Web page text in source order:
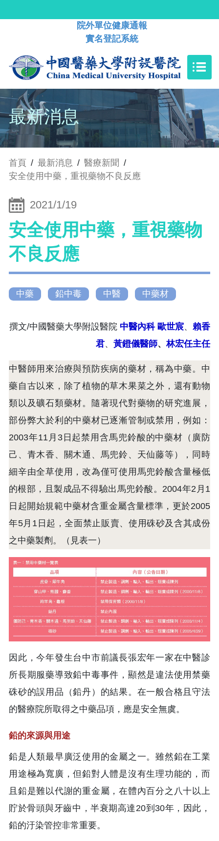
院外單位健康通報
實名登記系統
最新消息
首頁 / 最新消息 / 醫療新聞 /
安全使用中藥，重視藥物不良反應
2021/1/19
安全使用中藥，重視藥物
不良反應
中藥 鉛中毒 中醫 中藥材
撰文/中國醫藥大學附設醫院 中醫內科 歐世宸、 賴香
君、 黃鐙儀醫師、林宏任主任
中醫師用來治療與預防疾病的藥材，稱為中藥。中
藥自古以來，除了植物的草木果菜之外，還有動物
類以及礦石類藥材。隨著現代對藥物的研究進展，
部份弊大於利的中藥材已逐漸管制或禁用，例如：
2003年11月3日起禁用含馬兜鈴酸的中藥材（廣防
己、青木香、關木通、馬兜鈴、天仙藤等），同時
細辛由全草使用，改為僅可使用馬兜鈴酸含量極低
的根部，且製成品不得驗出馬兜鈴酸。2004年2月1
日起開始規範中藥材含重金屬含量標準，更於2005
年5月1日起，全面禁止販賣、使用硃砂及含其成份
之中藥製劑。（見表一）
因此，今年發生台中市前議長張宏年一家在中醫診
所長期服藥導致鉛中毒事件，顯然是違法使用禁藥
硃砂的誤用品（鉛丹）的結果。在一般合格且守法
的醫療院所取得之中藥品項，應是安全無虞。
鉛的來源與用途
鉛是人類最早廣泛使用的金屬之一。雖然鉛在工業
用途極為寬廣，但鉛對人體是沒有生理功能的，而
且鉛是難以代謝的重金屬，在體內百分之八十以上
貯於骨頭與牙齒中，半衰期高達20到30年，因此，
鉛的汙染管控非常重要。